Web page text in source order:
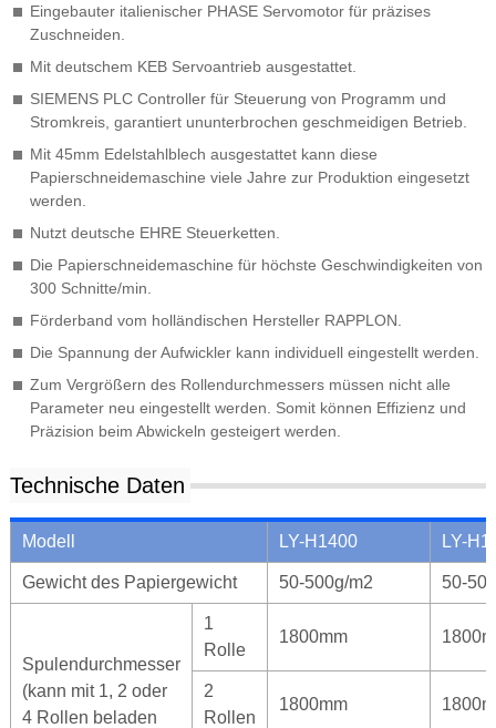
Eingebauter italienischer PHASE Servomotor für präzises
Zuschneiden.
Mit deutschem KEB Servoantrieb ausgestattet.
SIEMENS PLC Controller für Steuerung von Programm und
Stromkreis, garantiert ununterbrochen geschmeidigen Betrieb.
Mit 45mm Edelstahlblech ausgestattet kann diese
Papierschneidemaschine viele Jahre zur Produktion eingesetzt
werden.
Nutzt deutsche EHRE Steuerketten.
Die Papierschneidemaschine für höchste Geschwindigkeiten von
300 Schnitte/min.
Förderband vom holländischen Hersteller RAPPLON.
Die Spannung der Aufwickler kann individuell eingestellt werden.
Zum Vergrößern des Rollendurchmessers müssen nicht alle
Parameter neu eingestellt werden. Somit können Effizienz und
Präzision beim Abwickeln gesteigert werden.
Technische Daten
Modell LY-H1400 LY-
Gewicht des Papiergewicht 50-500g/m2 50-
Spulendurchmesser
(kann mit 1, 2 oder
4 Rollen beladen
1
Rolle
1800mm
2
Rollen
1800mm